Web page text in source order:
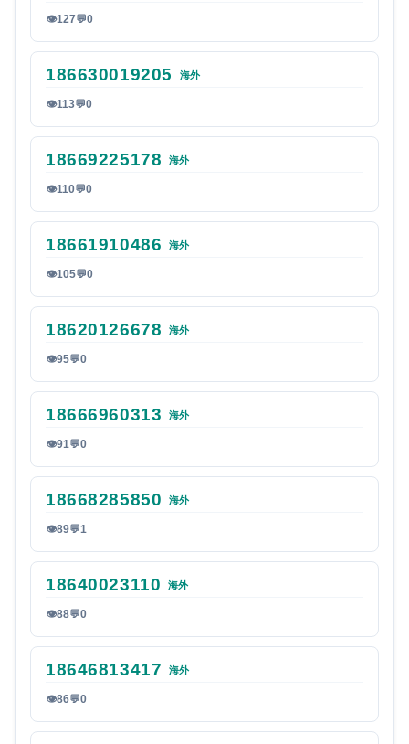
👁127💬0
186630019205 海外
👁113💬0
18669225178 海外
👁110💬0
18661910486 海外
👁105💬0
18620126678 海外
👁95💬0
18666960313 海外
👁91💬0
18668285850 海外
👁89💬1
18640023110 海外
👁88💬0
18646813417 海外
👁86💬0